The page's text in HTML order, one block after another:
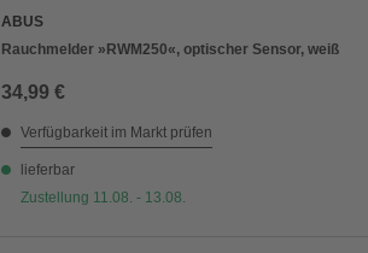
ABUS
Rauchmelder »RWM250«, optischer Sensor, weiß
34,99 €
Verfügbarkeit im Markt prüfen
lieferbar
Zustellung 11.08. - 13.08.